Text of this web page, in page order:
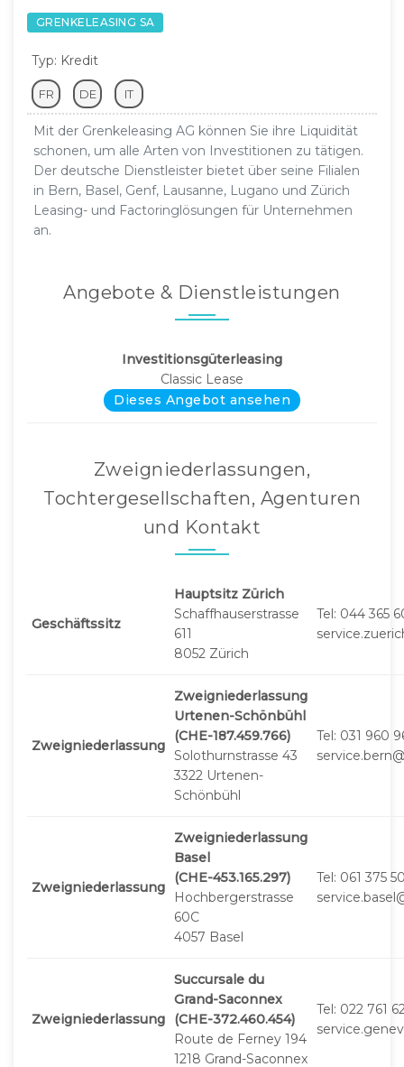
GRENKELEASING SA
Typ: Kredit
FR DE IT
Mit der Grenkeleasing AG können Sie ihre Liquidität
schonen, um alle Arten von Investitionen zu tätigen.
Der deutsche Dienstleister bietet über seine Filialen
in Bern, Basel, Genf, Lausanne, Lugano und Zürich
Leasing- und Factoringlösungen für Unternehmen
an.
Angebote & Dienstleistungen
Investitionsgüterleasing
Classic Lease
Dieses Angebot ansehen
Zweigniederlassungen,
Tochtergesellschaften, Agenturen
und Kontakt
Geschäftssitz
Hauptsitz Zürich
Schaffhauserstrasse
611
8052 Zürich
Tel: 044 365
Zweigniederlassung
Zweigniederlassung
Urtenen-Schönbühl
(CHE-187.459.766)
Solothurnstrasse 43
3322 Urtenen-
Schönbühl
Tel: 031 960
Zweigniederlassung
Zweigniederlassung
Basel
(CHE-453.165.297)
Hochbergerstrasse
60C
4057 Basel
Tel: 061 375
Zweigniederlassung
Succursale du
Grand-Saconnex
(CHE-372.460.454)
Route de Ferney 194
1218 Grand-Saconnex
Tel: 022 761